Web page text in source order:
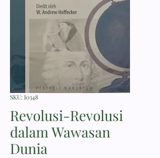
SKU: I0348
Revolusi-Revolusi
dalam Wawasan
Dunia